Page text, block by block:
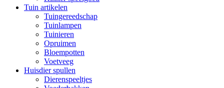
Tuin artikelen
Tuingereedschap
Tuinlampen
Tuinieren
Opruimen
Bloempotten
Voetveeg
Huisdier spullen
Dierenspeeltjes